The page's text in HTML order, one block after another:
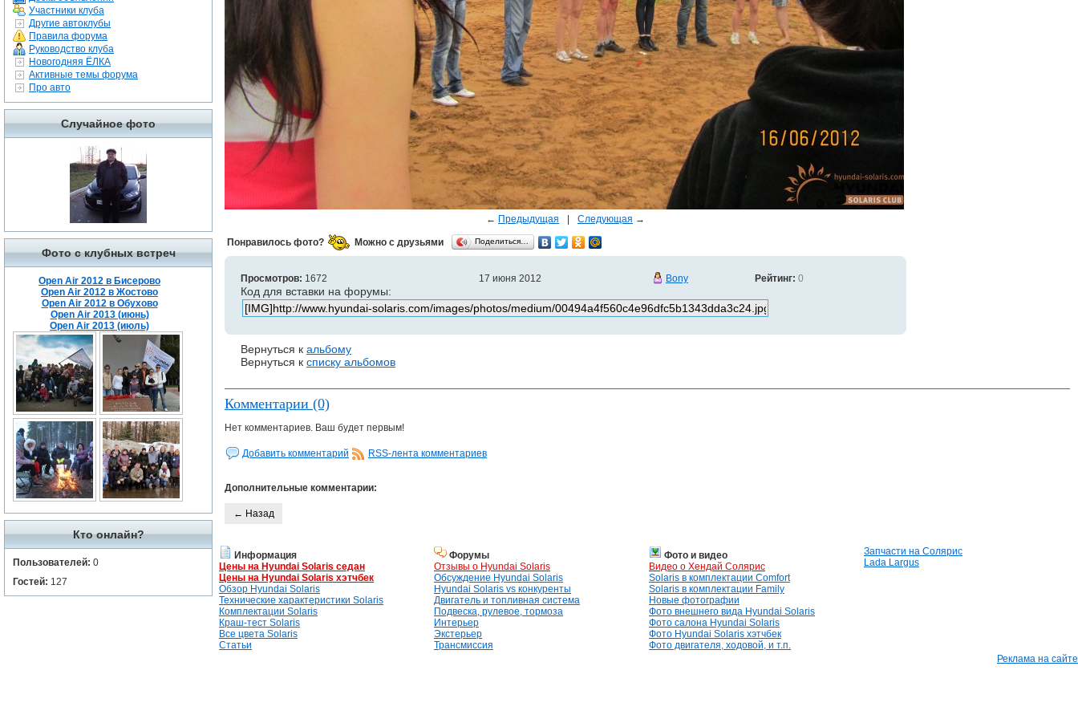
Участники клуба
Другие автоклубы
Правила форума
Руководство клуба
Новогодняя ЁЛКА
Активные темы форума
Про авто
Случайное фото
Фото с клубных встреч
Open Air 2012 в Бисерово
Open Air 2012 в Жостово
Open Air 2012 в Обухово
Open Air 2013 (июнь)
Open Air 2013 (июль)
Кто онлайн?
Пользователей: 0
Гостей: 127
← Предыдущая Следующая →
Понравилось фото? Можно с друзьями Поделиться…
Просмотров: 1672 17 июня 2012 Bony Рейтинг: 0
Код для вставки на форумы:
Вернуться к альбому
Вернуться к списку альбомов
Комментарии (0)
Нет комментариев. Ваш будет первым!
Добавить комментарий RSS-лента комментариев
Дополнительные комментарии:
← Назад
Информация
Цены на Hyundai Solaris седан
Цены на Hyundai Solaris хэтчбек
Обзор Hyundai Solaris
Технические характеристики Solaris
Комплектации Solaris
Краш-тест Solaris
Все цвета Solaris
Статьи
Форумы
Отзывы о Hyundai Solaris
Обсуждение Hyundai Solaris
Hyundai Solaris vs конкуренты
Двигатель и топливная система
Подвеска, рулевое, тормоза
Интерьер
Экстерьер
Трансмиссия
Фото и видео
Видео о Хендай Солярис
Solaris в комплектации Comfort
Solaris в комплектации Family
Новые фотографии
Фото внешнего вида Hyundai Solaris
Фото салона Hyundai Solaris
Фото Hyundai Solaris хэтчбек
Фото двигателя, ходовой, и т.п.
Запчасти на Солярис
Lada Largus
Реклама на сайте